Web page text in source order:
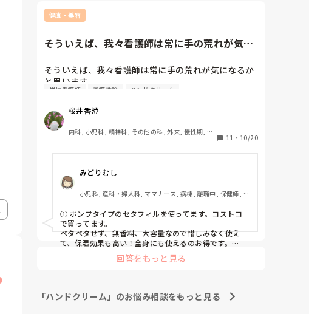
母はもう死ぬだけだから物はいらない、動けるうちに楽
しいことしたい、あんたと色々遊びたい、泊まらせて！
思い出や食にお金をかけてます。
からスケジュール教えて！ってすごい楽しそうで
す、、、笑
るのでそのお土産と一緒に郵送したりして渡してます。
最近喜ばれたのは、ミストの化粧水＋乳液です。背中が
乾燥する、ヘパリンがぬれない！届かない！って電話で
ええやつ買ってあげました。
逆に自分の誕生日には生前分与されてます。
あー、命って順番なんだな。
って悲しくなるから、思いっきり旅行行くようにしてい
ます。
ちなみに父には最近、バクネのパジャマを買ってあげま
した。物を欲しがらない人なので、欲しいって聞いてな
んでもない日に一緒にデートしました。
子供からもらえるものはなんでも嬉しいし、喜んでくれ
健康・美容
そういえば、我々看護師は常に手の荒れが気に
そういえば、我々看護師は常に手の荒れが気になるか
と思います。
皆さん使ってらっしゃる手荒れ対策って何でしょう？
この中の結果を統計していきたいので、是非教えてく
ださい！
①クリーム系のハンドクリーム
②ワセリンベース(ももの花や、通常のワセリンを含
③オイル系(液体)
学校看護師 養護教諭 ハンドクリーム
桜井香澄
内科, 小児科, 精神科, その他の科, 外来, 慢性期, 保
11 ・ 10/20
みどりむし
小児科, 産科・婦人科, ママナース, 病棟, 離職中, 保健師,
① ポンプタイプのセタフィルを使ってます。コストコ
で買ってます。
ベタベタせず、無香料、大容量なので惜しみなく使え
て、保湿効果も高い！全身にも使えるのお得です。
③爪にはオイルを使ってますが、気が向いた時にしかや
回答をもっと見る
「ハンドクリーム」のお悩み相談をもっと見る